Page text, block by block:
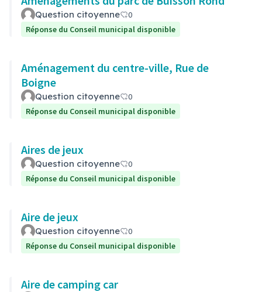
Question citoyenne
0
Réponse du Conseil municipal disponible
Aménagement du centre-ville, Rue de
Boigne
Question citoyenne
0
Réponse du Conseil municipal disponible
Aires de jeux
Question citoyenne
0
Réponse du Conseil municipal disponible
Aire de jeux
Question citoyenne
0
Réponse du Conseil municipal disponible
Aire de camping car